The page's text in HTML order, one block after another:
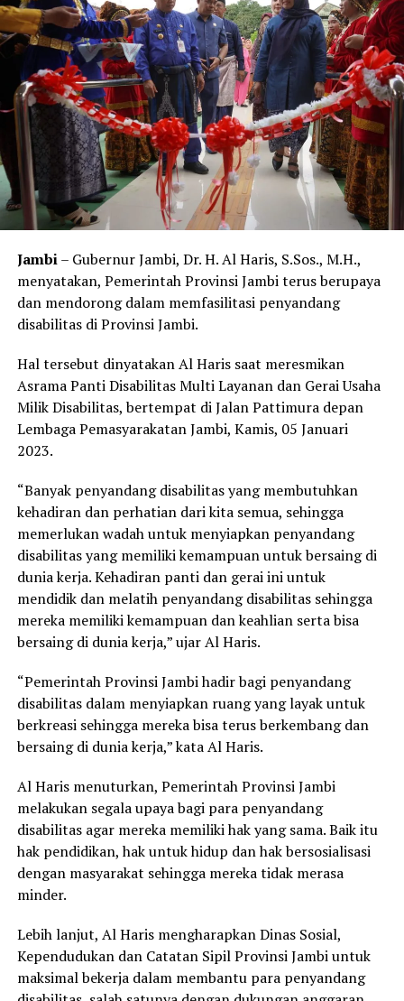
Jambi– Gubernur Jambi, Dr. H. Al Haris, S.Sos., M.H.,
menyatakan, Pemerintah Provinsi Jambi terus berupaya
dan mendorong dalam memfasilitasi penyandang
disabilitas di Provinsi Jambi.
Hal tersebut dinyatakan Al Haris saat meresmikan
Asrama Panti Disabilitas Multi Layanan dan Gerai Usaha
Milik Disabilitas, bertempat di Jalan Pattimura depan
Lembaga Pemasyarakatan Jambi, Kamis, 05 Januari
2023.
“Banyak penyandang disabilitas yang membutuhkan
kehadiran dan perhatian dari kita semua, sehingga
memerlukan wadah untuk menyiapkan penyandang
disabilitas yang memiliki kemampuan untuk bersaing di
dunia kerja. Kehadiran panti dan gerai ini untuk
mendidik dan melatih penyandang disabilitas sehingga
mereka memiliki kemampuan dan keahlian serta bisa
bersaing di dunia kerja,” ujar Al Haris.
“Pemerintah Provinsi Jambi hadir bagi penyandang
disabilitas dalam menyiapkan ruang yang layak untuk
berkreasi sehingga mereka bisa terus berkembang dan
bersaing di dunia kerja,” kata Al Haris.
Al Haris menuturkan, Pemerintah Provinsi Jambi
melakukan segala upaya bagi para penyandang
disabilitas agar mereka memiliki hak yang sama. Baik itu
hak pendidikan, hak untuk hidup dan hak bersosialisasi
dengan masyarakat sehingga mereka tidak merasa
minder.
Lebih lanjut, Al Haris mengharapkan Dinas Sosial,
Kependudukan dan Catatan Sipil Provinsi Jambi untuk
maksimal bekerja dalam membantu para penyandang